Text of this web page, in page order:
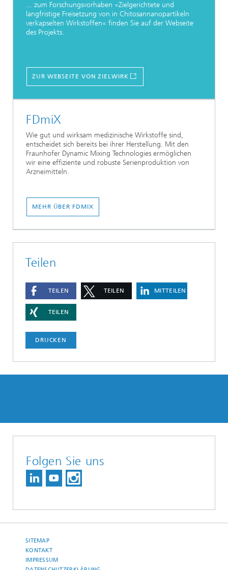
... zum Forschungsvorhaben »Zielgerichtete und
langfristige Freisetzung von in Chitosannanopartikeln
verkapselten Wirkstoffen« finden Sie auf der Webseite
des Projekts.
ZUR WEBSEITE VON ZIELWIRK
FDmiX
Wie gut und wirksam medizinische Wirkstoffe sind,
entscheidet sich bereits bei ihrer Herstellung. Mit den
Fraunhofer Dynamic Mixing Technologies ermöglichen
wir eine effiziente und robuste Serienproduktion von
Arzneimitteln.
MEHR ÜBER FDMIX
Teilen
TEILEN TEILEN MITTEILEN
TEILEN
DRUCKEN
Folgen Sie uns
SITEMAP
KONTAKT
IMPRESSUM